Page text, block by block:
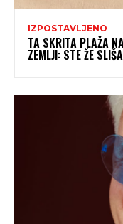
IZPOSTAVLJENO
TA SKRITA PLAŽA
ZEMLJI: STE ŽE